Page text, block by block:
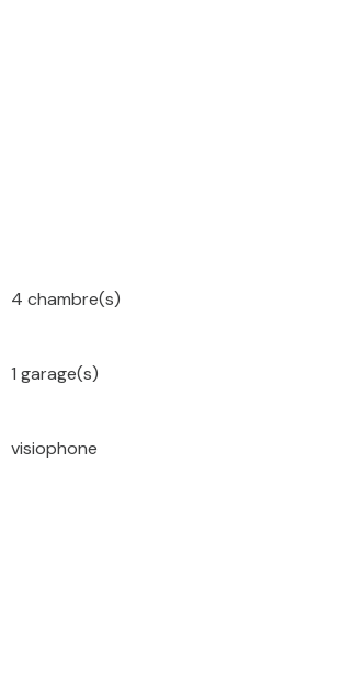
4 chambre(s)
1 garage(s)
visiophone